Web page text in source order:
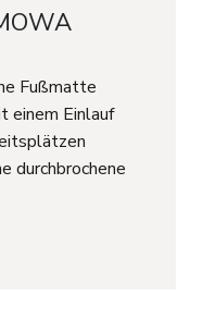
Fußmatte
einem Einlauf
durchbrochene